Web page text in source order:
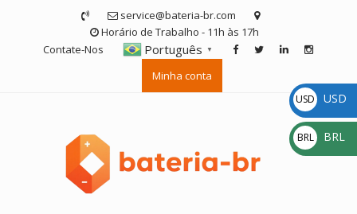
service@bateria-br.com
Horário de Trabalho - 11h às 17h
Contate-Nos
Português ▼
Minha conta
USD
$
USD
BRL
R$
BRL